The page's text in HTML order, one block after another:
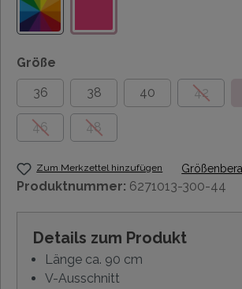
Größe
36
38 40 42
46 48
Zum Merkzettel hinzufügen
Produktnummer: 6271013-300-44
Details zum Produkt
Länge ca. 90 cm
V-Ausschnitt